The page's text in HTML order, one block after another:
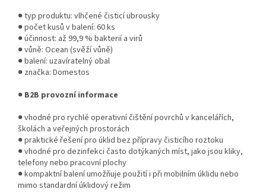
● typ produktu: vlhčené čisticí ubrousky
● počet kusů v balení: 60 ks
● účinnost: až 99,9 % bakterií a virů
● vůně: Ocean (svěží vůně)
● balení: uzavíratelný obal
● značka: Domestos
● B2B provozní informace
● vhodné pro rychlé operativní čištění povrchů v kancelářích,
školách a veřejných prostorách
● praktické řešení pro úklid bez přípravy čisticího roztoku
● vhodné pro dezinfekci často dotýkaných míst, jako jsou kliky,
telefony nebo pracovní plochy
● kompaktní balení umožňuje použití i při mobilním úklidu nebo
mimo standardní úklidový režim